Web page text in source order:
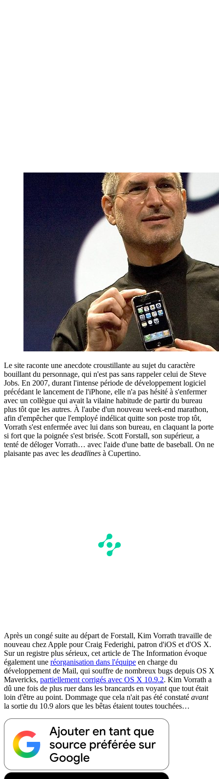
Le site raconte une anecdote croustillante au sujet du caractère
bouillant du personnage, qui n'est pas sans rappeler celui de Steve
Jobs. En 2007, durant l'intense période de développement logiciel
précédant le lancement de l'iPhone, elle n'a pas hésité à s'enfermer
avec un collègue qui avait la vilaine habitude de partir du bureau
plus tôt que les autres. À l'aube d'un nouveau week-end marathon,
afin d'empêcher que l'employé indélicat quitte son poste trop tôt,
Vorrath s'est enfermée avec lui dans son bureau, en claquant la porte
si fort que la poignée s'est brisée. Scott Forstall, son supérieur, a
tenté de déloger Vorrath… avec l'aide d'une batte de baseball. On ne
plaisante pas avec les deadlines à Cupertino.
Après un congé suite au départ de Forstall, Kim Vorrath travaille de
nouveau chez Apple pour Craig Federighi, patron d'iOS et d'OS X.
Sur un registre plus sérieux, cet article de The Information évoque
également une réorganisation dans l'équipe en charge du
développement de Mail, qui souffre de nombreux bugs depuis OS X
Mavericks, partiellement corrigés avec OS X 10.9.2. Kim Vorrath a
dû une fois de plus ruer dans les brancards en voyant que tout était
loin d'être au point. Dommage que cela n'ait pas été constaté avant
la sortie du 10.9 alors que les bêtas étaient toutes touchées…